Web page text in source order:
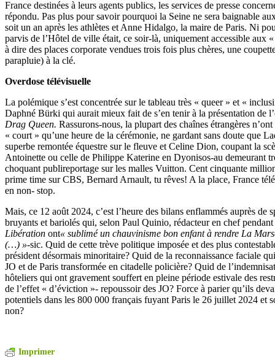
France destinées à leurs agents publics, les services de presse
répondu. Pas plus pour savoir pourquoi la Seine ne sera baignable
soit un an après les athlètes et Anne Hidalgo, la maire de Paris. Ni
parvis de l’Hôtel de ville était, ce soir-là, uniquement accessible aux
à dire des places corporate vendues trois fois plus chères, une
parapluie) à la clé.
Overdose télévisuelle
La polémique s’est concentrée sur le tableau très « queer » et «
Daphné Bürki qui aurait mieux fait de s’en tenir à la présentation de
Drag Queen. Rassurons-nous, la plupart des chaînes étrangères
« court » qu’une heure de la cérémonie, ne gardant sans doute que
superbe remontée équestre sur le fleuve et Celine Dion, coupant la
Antoinette ou celle de Philippe Katerine en Dyonisos-au demeurant
choquant publireportage sur les malles Vuitton. Cent cinquante
prime time sur CBS, Bernard Arnault, tu rêves! A la place, France
en non- stop.
Mais, ce 12 août 2024, c’est l’heure des bilans enflammés auprès de
bruyants et bariolés qui, selon Paul Quinio, rédacteur en chef pendant
Libération ont« sublimé un chauvinisme bon enfant à rendre La
(…) »-sic. Quid de cette trève politique imposée et des plus
président désormais minoritaire? Quid de la reconnaissance faciale
JO et de Paris transformée en citadelle policière? Quid de
hôteliers qui ont gravement souffert en pleine période estivale des
de l’effet « d’éviction »- repoussoir des JO? Force à parier qu’ils
potentiels dans les 800 000 français fuyant Paris le 26 juillet 2024 et
non?
Imprimer